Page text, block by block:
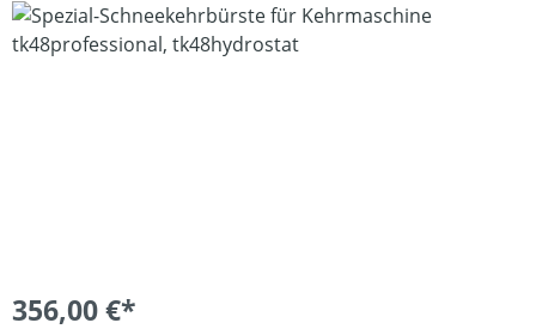
Bildergalerie überspringen
356,00 €*